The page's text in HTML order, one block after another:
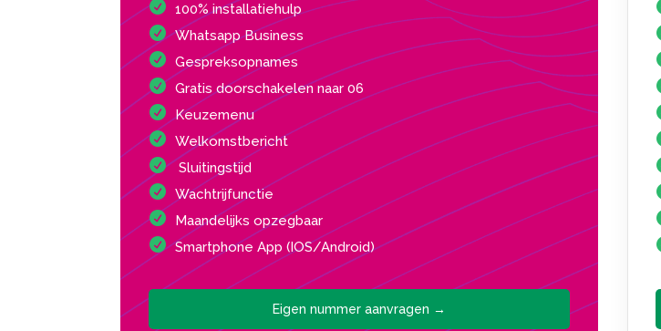
100% installatiehulp
Whatsapp Business
Gespreksopnames
Gratis doorschakelen naar 06
Keuzemenu
Welkomstbericht
Sluitingstijd
Wachtrijfunctie
Maandelijks opzegbaar
Smartphone App (IOS/Android)
Eigen nummer aanvragen →